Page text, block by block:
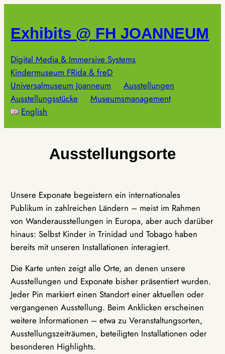
springen
Exhibits @ FH JOANNEUM
Digital Media & Immersive Systems
Kindermuseum FRida & freD
Universalmuseum Joanneum
Ausstellungen
Ausstellungsstücke
Museumsmanagement
English
Ausstellungsorte
Unsere Exponate begeistern ein internationales
Publikum in zahlreichen Ländern – meist im Rahmen
von Wanderausstellungen in Europa, aber auch darüber
hinaus: Selbst Kinder in Trinidad und Tobago haben
bereits mit unseren Installationen interagiert.
Die Karte unten zeigt alle Orte, an denen unsere
Ausstellungen und Exponate bisher präsentiert wurden.
Jeder Pin markiert einen Standort einer aktuellen oder
vergangenen Ausstellung. Beim Anklicken erscheinen
weitere Informationen – etwa zu Veranstaltungsorten,
Ausstellungszeiträumen, beteiligten Installationen oder
besonderen Highlights.